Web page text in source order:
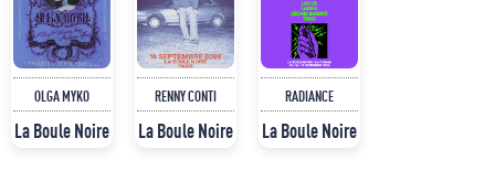
OLGA MYKO
La Boule Noire
RENNY CONTI
La Boule Noire
RADIANCE
La Boule Noire